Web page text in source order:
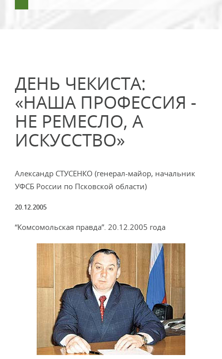
ДЕНЬ ЧЕКИСТА:
«НАША ПРОФЕССИЯ -
НЕ РЕМЕСЛО, А
ИСКУССТВО»
Александр СТУСЕНКО (генерал-майор, начальник
УФСБ России по Псковской области)
20.12.2005
“Комсомольская правда”. 20.12.2005 года